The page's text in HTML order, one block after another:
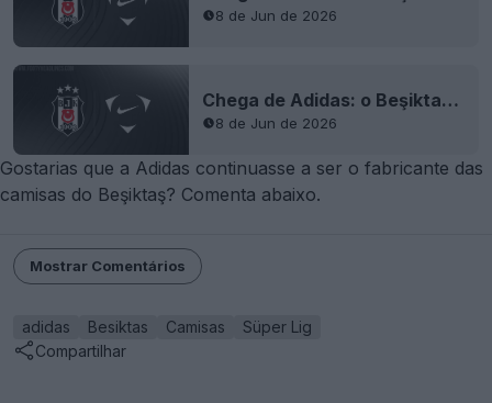
8 de Jun de 2026
Chega de Adidas: o Beşiktaş anuncia acordo de camisa com a Nike
8 de Jun de 2026
Gostarias que a Adidas continuasse a ser o fabricante das
camisas do Beşiktaş? Comenta abaixo.
Mostrar Comentários
adidas Besiktas Camisas
Süper Lig
Compartilhar